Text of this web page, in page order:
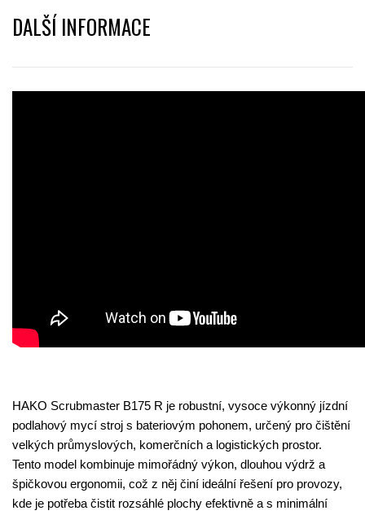
DALŠÍ INFORMACE
HAKO Scrubmaster B175 R je robustní, vysoce výkonný jízdní
podlahový mycí stroj s bateriovým pohonem, určený pro čištění
velkých průmyslových, komerčních a logistických prostor.
Tento model kombinuje mimořádný výkon, dlouhou výdrž a
špičkovou ergonomii, což z něj činí ideální řešení pro provozy,
kde je potřeba čistit rozsáhlé plochy efektivně a s minimální